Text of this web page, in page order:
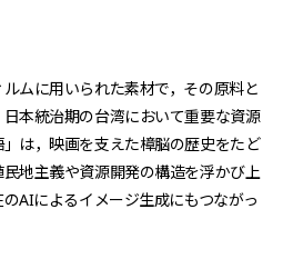
ムに用いられた素材で，その原料と
本統治期の台湾において重要な資源
は，映画を支えた樟脳の歴史をたど
地主義や資源開発の構造を浮かび上
AIによるイメージ生成にもつながっ